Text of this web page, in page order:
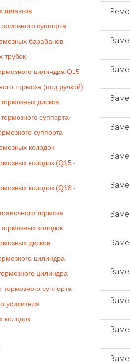
шлангов
суппорта
барабанов
трубок
цилиндра Q15
тормоза (под ручкой)
дисков
суппорта
суппорта
колодок
колодок (Q15 -
колодок (Q18 -
тормоза
колодок
дисков
цилиндра
цилиндра
суппорта
усилителя
колодок